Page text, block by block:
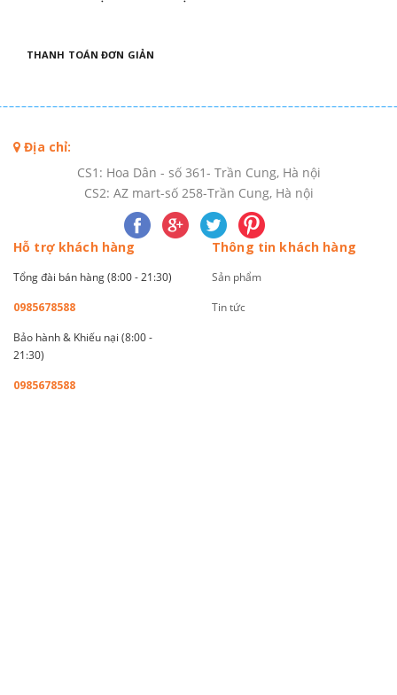
THANH TOÁN ĐƠN GIẢN
Địa chỉ:
CS1: Hoa Dân - số 361- Trần Cung, Hà nội
CS2: AZ mart-số 258-Trần Cung, Hà nội
Hỗ trợ khách hàng
Tổng đài bán hàng (8:00 - 21:30)
0985678588
Bảo hành & Khiếu nại (8:00 -
21:30)
0985678588
Thông tin khách hàng
Sản phẩm
Tin tức